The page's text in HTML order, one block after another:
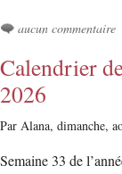
aucun commentaire
Calendrier
2026
Par Alana, dimanche,
Semaine 33 de